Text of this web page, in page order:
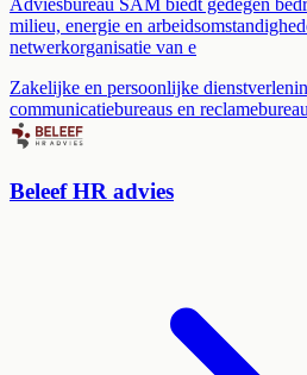
Adviesbureau SAM biedt gedegen
milieu, energie en
netwerkorganisatie van e
Zakelijke en persoonlijke
communicatiebureaus en
Beleef HR advies